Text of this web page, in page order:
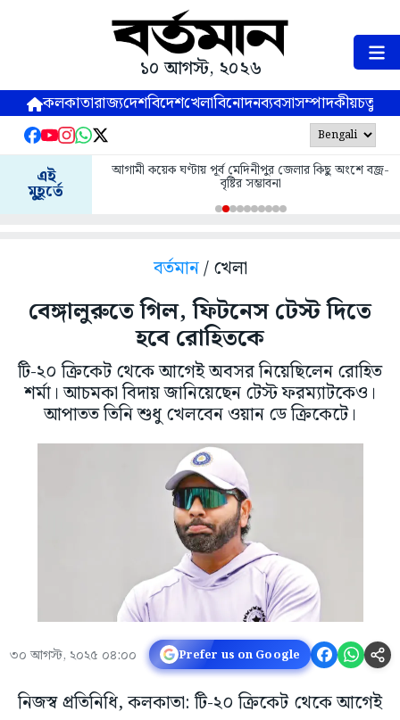
১০ আগস্ট, ২০২৬
কলকাতারাজ্যদেশবিদেশখেলাবিনোদনব্যবসাসম্পাদকীয়
এই
মুহূর্তে
আগামী কয়েক ঘণ্টায় পূর্ব মেদিনীপুর জেলার কিছু অংশে বজ্র-
বৃষ্টির সম্ভাবনা
বর্তমান/ খেলা
বেঙ্গালুরুতে গিল, ফিটনেস টেস্ট দিতে
হবে রোহিতকে
টি-২০ ক্রিকেট থেকে আগেই অবসর নিয়েছিলেন রোহিত
শর্মা। আচমকা বিদায় জানিয়েছেন টেস্ট ফরম্যাটকেও।
আপাতত তিনি শুধু খেলবেন ওয়ান ডে ক্রিকেটে।
৩০ আগস্ট, ২০২৫ ০৪:০০ Prefer us on Google
নিজস্ব প্রতিনিধি, কলকাতা: টি-২০ ক্রিকেট থেকে আগেই